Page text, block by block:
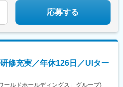
だけ聞いてみたいという方も大歓迎♪
応募する
修充実／年休126日／UIター
ールドホールディングス」グループ)